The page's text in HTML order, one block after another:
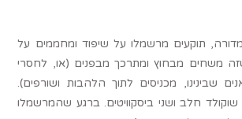
תוקעים מרשמלו על שיפוד ומחממים על
משחים מבחוץ ומתרכך מבפנים (או, לחסרי
שבינינו, מכניסים לתוך הלהבות ושורפים).
חלב ושני ביסקוויטים. ברגע שהמרשמלו